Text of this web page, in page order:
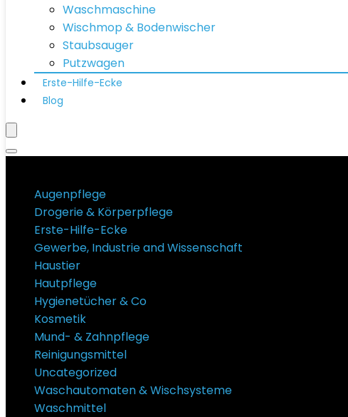
Waschmaschine
Wischmop & Bodenwischer
Staubsauger
Putzwagen
Erste-Hilfe-Ecke
Blog
Augenpflege
Drogerie & Körperpflege
Erste-Hilfe-Ecke
Gewerbe, Industrie and Wissenschaft
Haustier
Hautpflege
Hygienetücher & Co
Kosmetik
Mund- & Zahnpflege
Reinigungsmittel
Uncategorized
Waschautomaten & Wischsysteme
Waschmittel